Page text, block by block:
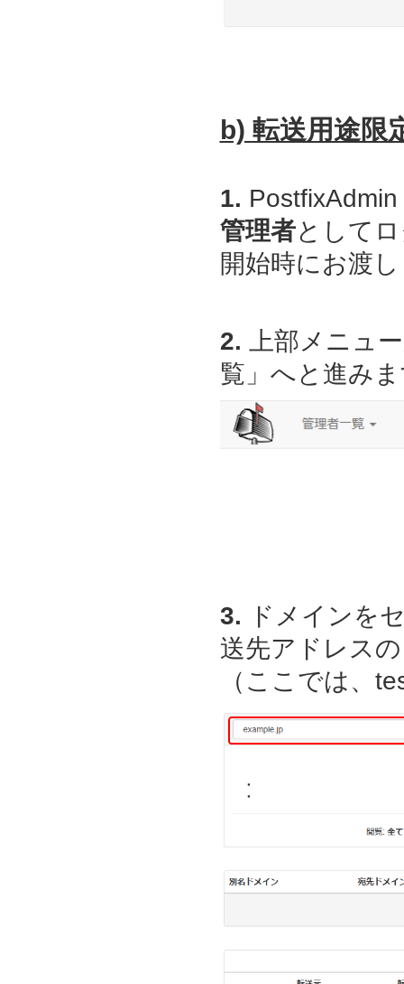
b) 転送用途限
1. PostfixAdmin
管理者として
開始時にお渡
2. 上部メニュ
覧」へと進み
3.
ドメインを
送先アドレス
（ここでは、